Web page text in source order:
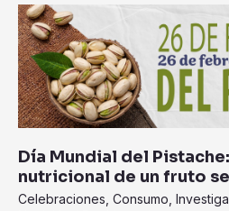
Día Mundial del
nutricional de un fruto
Celebraciones Consumo
Día
Mundial
del
Pistache:
radiografía
nutricional
un
fruto
seco